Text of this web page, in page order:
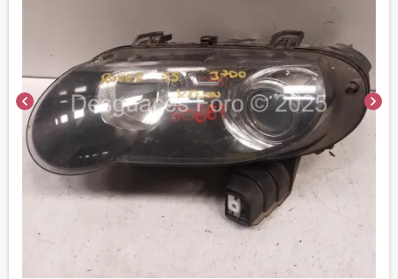
chevron_left chevron_right